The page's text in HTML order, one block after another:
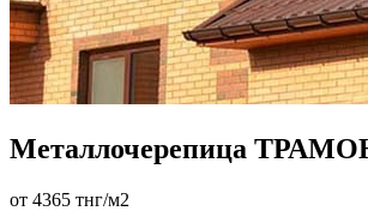
Металлочерепица
от 4365 тнг/м2